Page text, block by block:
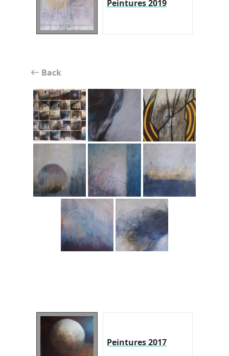
Peintures 2019
Back
Peintures 2017